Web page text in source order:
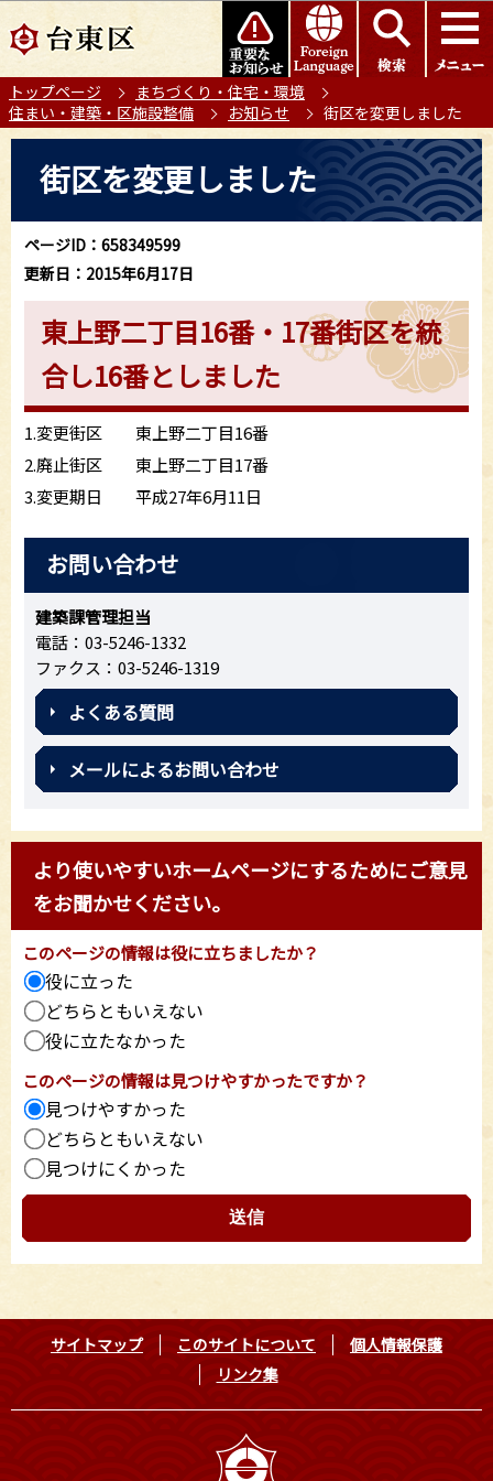
の
ー
ジ
このページの本文へ移動
トップページ
まちづくり・住宅・環境
住まい・建築・区施設整備
お知らせ 街区を変更しました
か
街区を変更しました
ページID：658349599
更新日：2015年6月17日
東上野二丁目16番・17番街区を統
合し16番としました
1.変更街区 東上野二丁目16番
2.廃止街区 東上野二丁目17番
3.変更期日 平成27年6月11日
お問い合わせ
建築課管理担当
電話：03-5246-1332
ファクス：03-5246-1319
よくある質問
メールによるお問い合わせ
より使いやすいホームページにするためにご意見
をお聞かせください。
このページの情報は役に立ちましたか？
役に立った
どちらともいえない
役に立たなかった
このページの情報は見つけやすかったですか？
見つけやすかった
どちらともいえない
見つけにくかった
サイトマップ このサイトについて
個人情報保護
リンク集